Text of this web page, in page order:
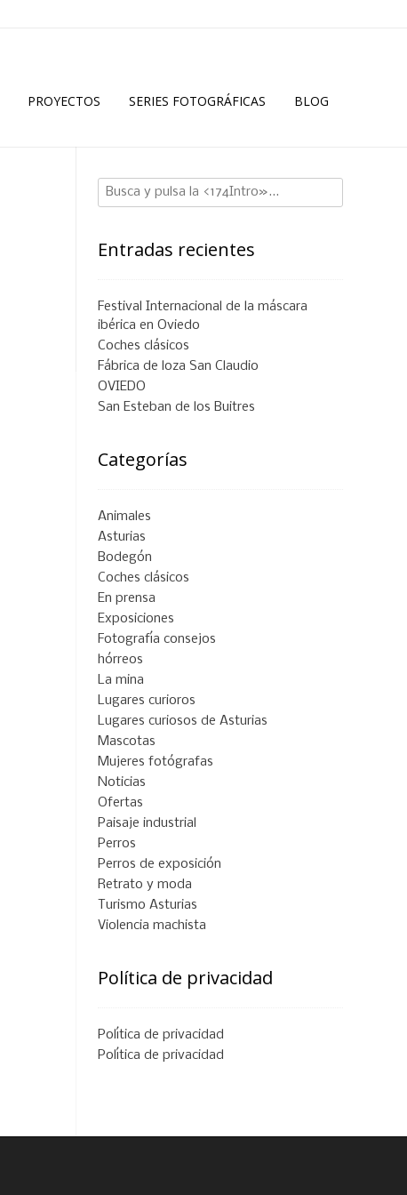
PROYECTOS SERIES FOTOGRÁFICAS BLOG
Entradas recientes
Festival Internacional de la máscara
ibérica en Oviedo
Coches clásicos
Fábrica de loza San Claudio
OVIEDO
San Esteban de los Buitres
Categorías
Animales
Asturias
Bodegón
Coches clásicos
En prensa
Exposiciones
Fotografía consejos
hórreos
La mina
Lugares curioros
Lugares curiosos de Asturias
Mascotas
Mujeres fotógrafas
Noticias
Ofertas
Paisaje industrial
Perros
Perros de exposición
Retrato y moda
Turismo Asturias
Violencia machista
Política de privacidad
Política de privacidad
Política de privacidad